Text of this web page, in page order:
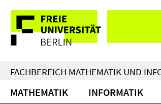
direkt
Inhalt
Service-
Navigation
FACHBEREICH MATHEMATIK UND
MATHEMATIK INFORMATIK